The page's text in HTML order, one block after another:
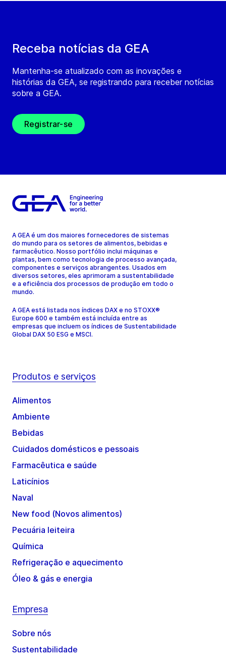
Receba notícias da GEA
Mantenha-se atualizado com as inovações e
histórias da GEA, se registrando para receber notícias
sobre a GEA.
Registrar-se
A GEA é um dos maiores fornecedores de sistemas
do mundo para os setores de alimentos, bebidas e
farmacêutico. Nosso portfólio inclui máquinas e
plantas, bem como tecnologia de processo avançada,
componentes e serviços abrangentes. Usados em
diversos setores, eles aprimoram a sustentabilidade
e a eficiência dos processos de produção em todo o
mundo.
A GEA está listada nos índices DAX e no STOXX®
Europe 600 e também está incluída entre as
empresas que incluem os índices de Sustentabilidade
Global DAX 50 ESG e MSCI.
Produtos e serviços
Alimentos
Ambiente
Bebidas
Cuidados domésticos e pessoais
Farmacêutica e saúde
Laticínios
Naval
New food (Novos alimentos)
Pecuária leiteira
Química
Refrigeração e aquecimento
Óleo & gás e energia
Empresa
Sobre nós
Sustentabilidade